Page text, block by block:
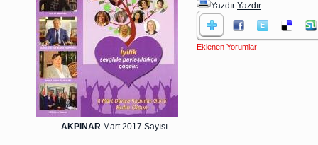
AKPINAR Mart 2017 Sayısı
Yazdır:Yazdır
Eklenen Yorumlar